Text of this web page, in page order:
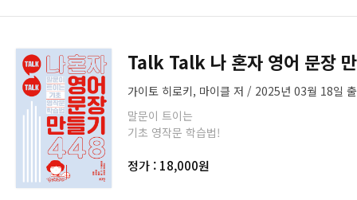
Talk Talk 나 혼자 영어 문장
가이토 히로키, 마이클 저 / 2025년 03월 18일
말문이 트이는
기초 영작문 학습법!
정가 : 18,000원